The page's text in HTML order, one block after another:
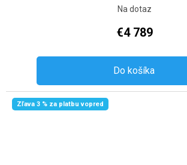
Na dotaz
€4 789
Do košíka
Zľava 3 % za platbu vopred